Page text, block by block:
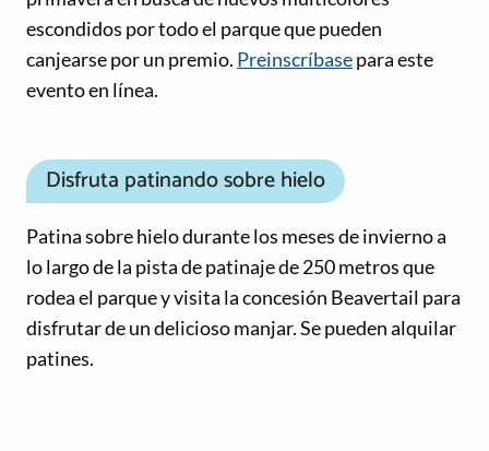
escondidos por todo el parque que pueden
canjearse por un premio. Preinscríbasepara este
evento en línea.
Disfruta patinando sobre hielo
Patina sobre hielo durante los meses de invierno a
lo largo de la pista de patinaje de 250 metros que
rodea el parque y visita la concesión Beavertail para
disfrutar de un delicioso manjar. Se pueden alquilar
patines.